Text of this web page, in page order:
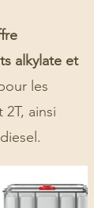
alkylate et
les
ainsi